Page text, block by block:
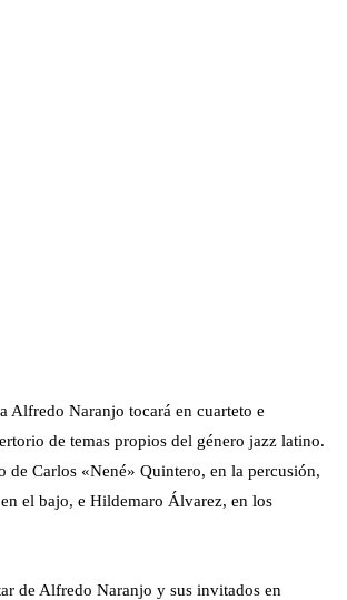
Alfredo Naranjo tocará en cuarteto e
de temas propios del género jazz latino.
de Carlos «Nené» Quintero, en la percusión,
el bajo, e Hildemaro Álvarez, en los
de Alfredo Naranjo y sus invitados en